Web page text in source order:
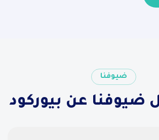
ضيوفنا
ضيوفنا عن بيوركود